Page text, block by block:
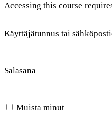
Accessing this course
Käyttäjätunnus tai
Salasana
Muista minut